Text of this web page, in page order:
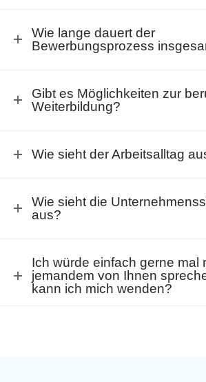
Wie lange dauert der
Bewerbungsprozess
Gibt es Möglichkeiten zur
Weiterbildung?
Wie sieht der Arbeitsalltag
Wie sieht die
aus?
Ich würde einfach gerne mal
jemandem von Ihnen
kann ich mich wenden?